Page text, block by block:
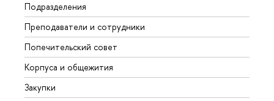
Подразделения
Преподаватели и сотрудники
Попечительский совет
Корпуса и общежития
Закупки